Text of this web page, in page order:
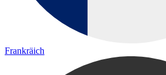
Frankräich